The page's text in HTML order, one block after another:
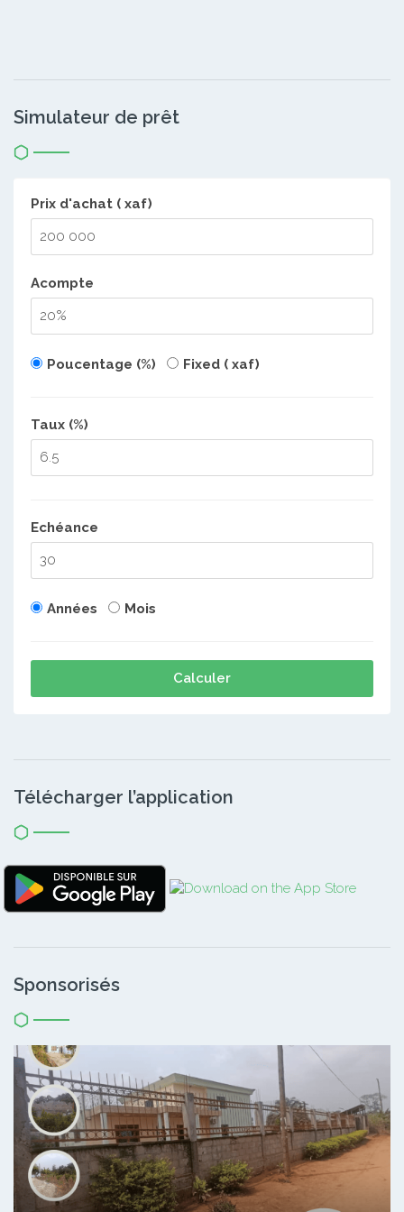
Simulateur de prêt
Prix d'achat ( xaf)
Acompte
Poucentage (%) Fixed ( xaf)
Taux (%)
Echéance
Années Mois
Calculer
Télécharger l’application
Sponsorisés